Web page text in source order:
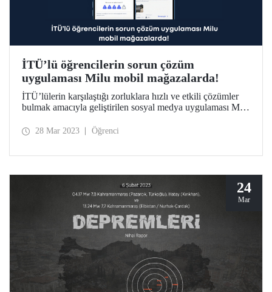
İTÜ’lü öğrencilerin sorun çözüm
uygulaması Milu mobil mağazalarda!
İTÜ’lülerin karşılaştığı zorluklara hızlı ve etkili çözümler
bulmak amacıyla geliştirilen sosyal medya uygulaması Milu
28 Mar 2023 Öğrenci
24
Mar